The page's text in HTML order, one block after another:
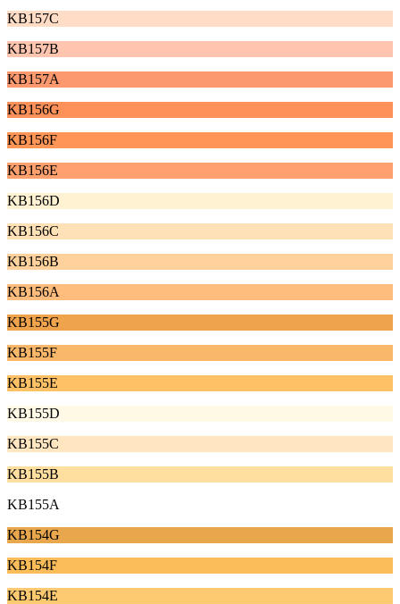
KB157C
KB157B
KB157A
KB156G
KB156F
KB156E
KB156D
KB156C
KB156B
KB156A
KB155G
KB155F
KB155E
KB155D
KB155C
KB155B
KB155A
KB154G
KB154F
KB154E